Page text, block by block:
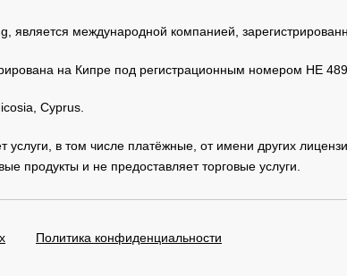
является международной компанией,
на Кипре под регистрационным номером HE
Cyprus.
в том числе платёжные, от имени других
продукты и не предоставляет торговые услуги.
Политика конфиденциальности